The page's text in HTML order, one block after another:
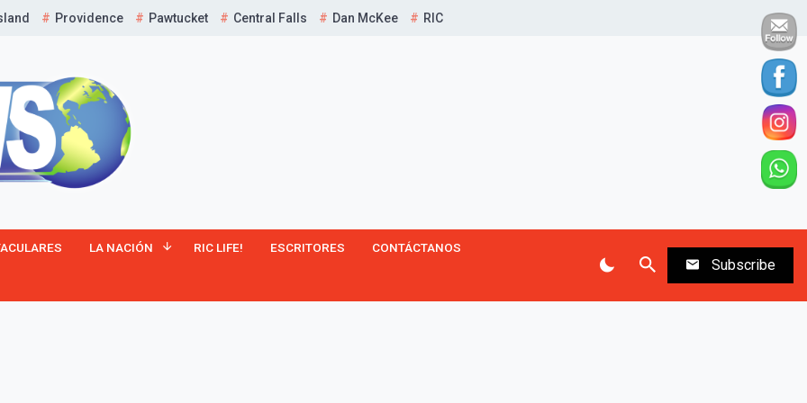
Providence Pawtucket Central Falls Dan McKee RIC
LA NACIÓN RIC LIFE! ESCRITORES CONTÁCTANOS
Subscribe
¡Suscríbete y Vive la
Experiencia!